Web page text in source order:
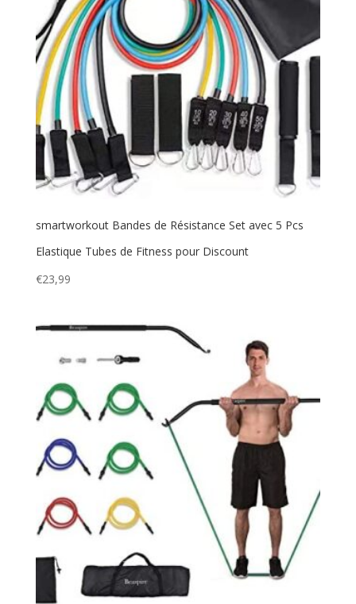
smartworkout Bandes de Résistance Set avec 5 Pcs
Elastique Tubes de Fitness pour Discount
€23,99